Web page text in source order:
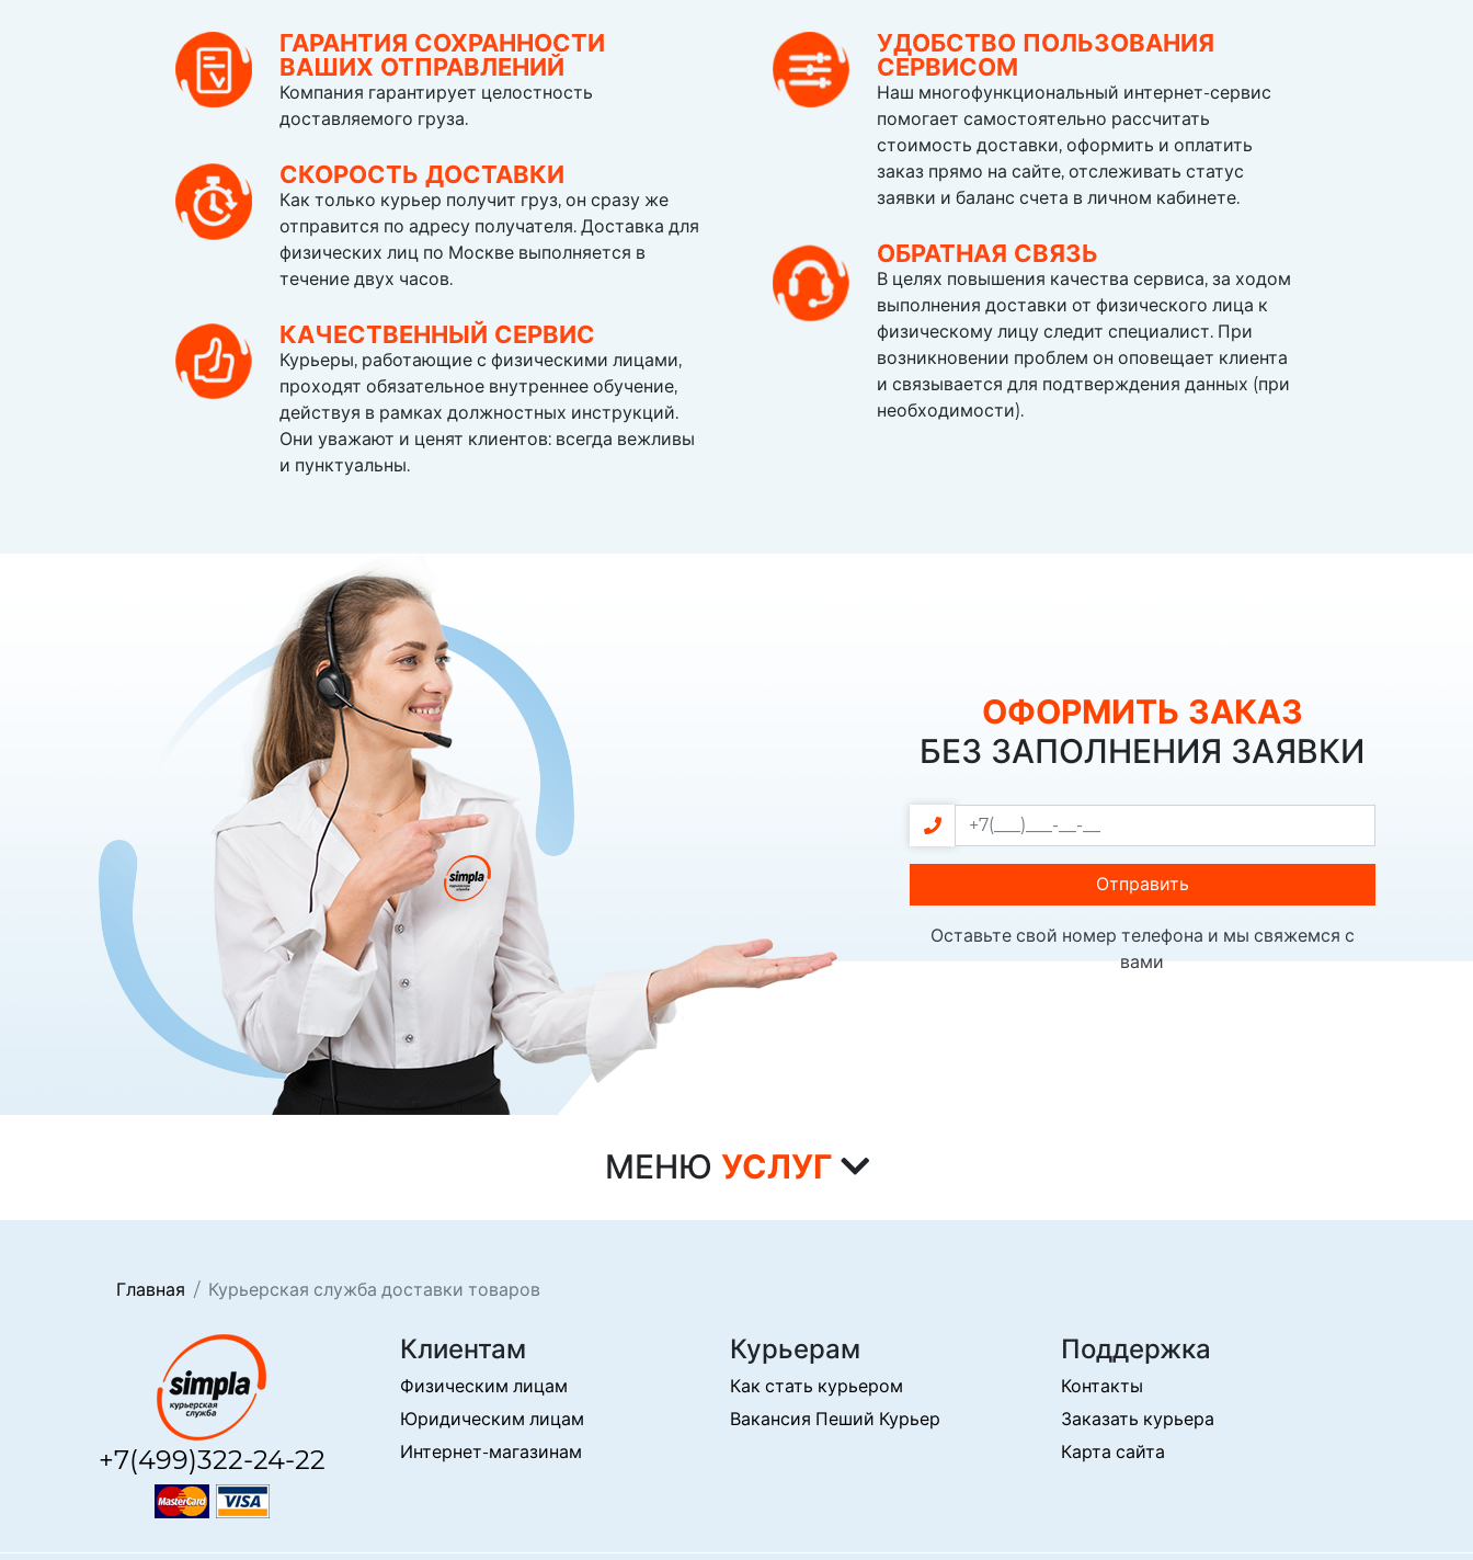
ГАРАНТИЯ СОХРАННОСТИ
ВАШИХ ОТПРАВЛЕНИЙ
Компания гарантирует целостность
доставляемого груза.
СКОРОСТЬ ДОСТАВКИ
Как только курьер получит груз, он сразу же
отправится по адресу получателя. Доставка для
физических лиц по Москве выполняется в
течение двух часов.
КАЧЕСТВЕННЫЙ СЕРВИС
Курьеры, работающие с физическими лицами,
проходят обязательное внутреннее обучение,
действуя в рамках должностных инструкций.
Они уважают и ценят клиентов: всегда вежливы
и пунктуальны.
УДОБСТВО ПОЛЬЗОВАНИЯ
СЕРВИСОМ
Наш многофункциональный интернет-сервис
помогает самостоятельно рассчитать
стоимость доставки, оформить и оплатить
заказ прямо на сайте, отслеживать статус
заявки и баланс счета в личном кабинете.
ОБРАТНАЯ СВЯЗЬ
В целях повышения качества сервиса, за ходом
выполнения доставки от физического лица к
физическому лицу следит специалист. При
возникновении проблем он оповещает клиента
и связывается для подтверждения данных (при
необходимости).
ОФОРМИТЬ ЗАКАЗ
БЕЗ ЗАПОЛНЕНИЯ ЗАЯВКИ
Отправить
Оставьте свой номер телефона и мы свяжемся с
вами
МЕНЮ УСЛУГ
Главная Курьерская служба доставки товаров
+7(499)322-24-22
Клиентам
Физическим лицам
Юридическим лицам
Интернет-магазинам
Курьерам
Как стать курьером
Вакансия Пеший Курьер
Поддержка
Контакты
Заказать курьера
Карта сайта